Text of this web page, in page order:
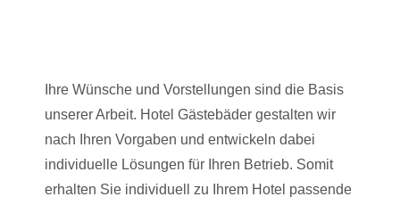
Ihre Wünsche und Vorstellungen sind die Basis
unserer Arbeit. Hotel Gästebäder gestalten wir
nach Ihren Vorgaben und entwickeln dabei
individuelle Lösungen für Ihren Betrieb. Somit
erhalten Sie individuell zu Ihrem Hotel passende